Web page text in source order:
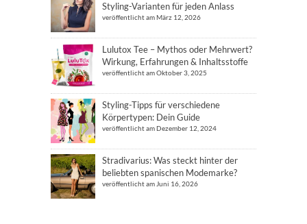
Styling-Varianten für jeden Anlass
veröffentlicht am März 12, 2026
Lulutox Tee – Mythos oder Mehrwert?
Wirkung, Erfahrungen & Inhaltsstoffe
veröffentlicht am Oktober 3, 2025
Styling-Tipps für verschiedene
Körpertypen: Dein Guide
veröffentlicht am Dezember 12, 2024
Stradivarius: Was steckt hinter der
beliebten spanischen Modemarke?
veröffentlicht am Juni 16, 2026